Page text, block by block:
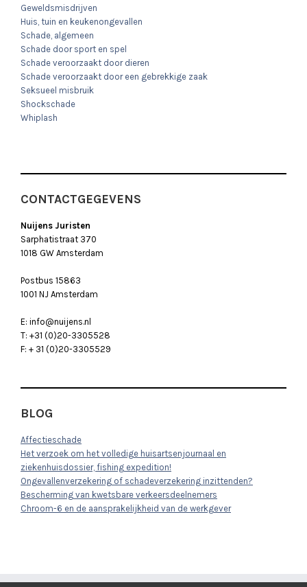
Geweldsmisdrijven
Huis, tuin en keukenongevallen
Schade, algemeen
Schade door sport en spel
Schade veroorzaakt door dieren
Schade veroorzaakt door een gebrekkige zaak
Seksueel misbruik
Shockschade
Whiplash
CONTACTGEGEVENS
Nuijens Juristen
Sarphatistraat 370
1018 GW Amsterdam
Postbus 15863
1001 NJ Amsterdam
E: info@nuijens.nl
T: +31 (0)20-3305528
F: + 31 (0)20-3305529
BLOG
Affectieschade
Het verzoek om het volledige huisartsenjournaal en
ziekenhuisdossier, fishing expedition!
Ongevallenverzekering of schadeverzekering inzittenden?
Bescherming van kwetsbare verkeersdeelnemers
Chroom-6 en de aansprakelijkheid van de werkgever